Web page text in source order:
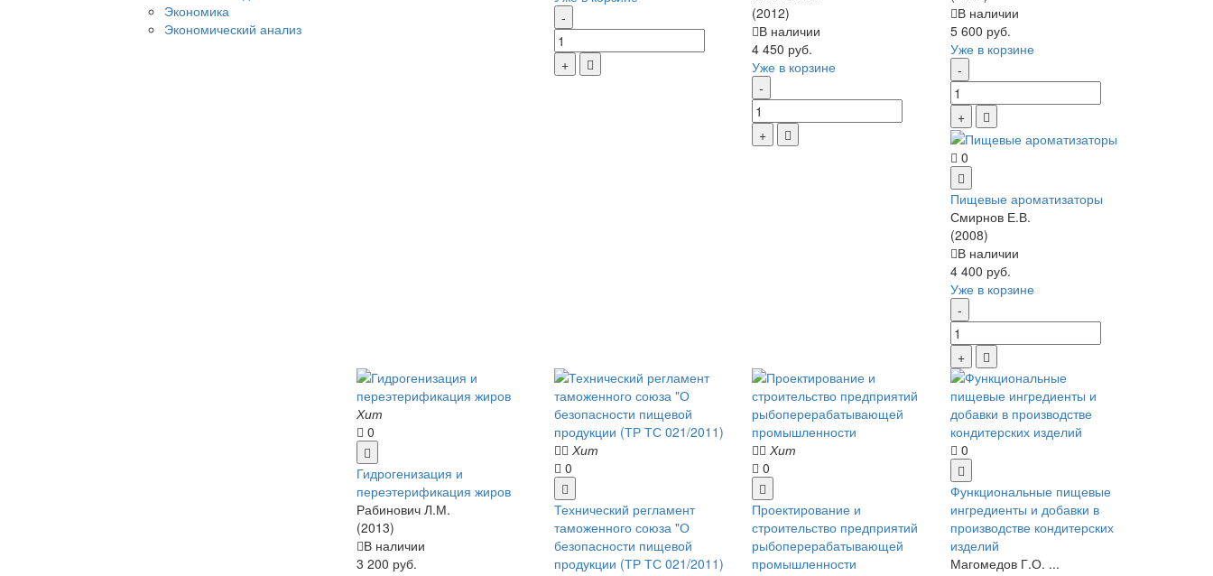
Экономика
Экономический анализ
(2012)
В наличии
4 450 руб.
Уже в корзине
В наличии
5 600 руб.
Уже в корзине
0
Пищевые ароматизаторы
Смирнов Е.В.
(2008)
В наличии
4 400 руб.
Уже в корзине
Хит
0
Гидрогенизация и
переэтерификация жиров
Рабинович Л.М.
(2013)
В наличии
3 200 руб.
Хит
0
Технический регламент
таможенного союза "О
безопасности пищевой
продукции (ТР ТС 021/2011)
Хит
0
Проектирование и
строительство предприятий
рыбоперерабатывающей
промышленности
0
Функциональные пищевые
ингредиенты и добавки в
производстве кондитерских
изделий
Магомедов Г.О. ...